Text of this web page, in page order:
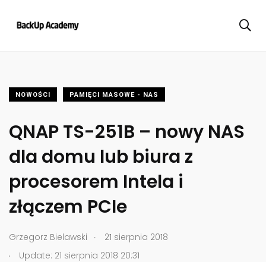
NOWOŚCI PAMIĘCI MASOWE - NAS
QNAP TS-251B – nowy NAS
dla domu lub biura z
procesorem Intela i
złączem PCIe
Grzegorz Bielawski .
21 sierpnia 2018
.
Update: 21 sierpnia 2018 20:31